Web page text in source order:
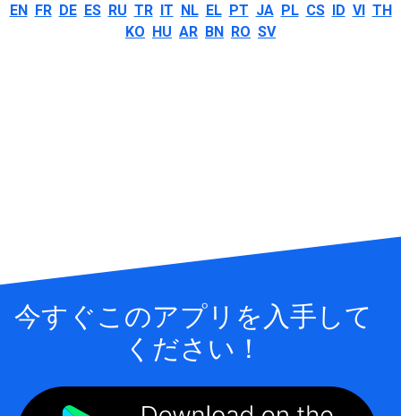
EN FR DE ES RU TR IT NL EL PT JA PL CS ID VI TH
KO HU AR BN RO SV
今すぐこのアプリを入手して
ください！